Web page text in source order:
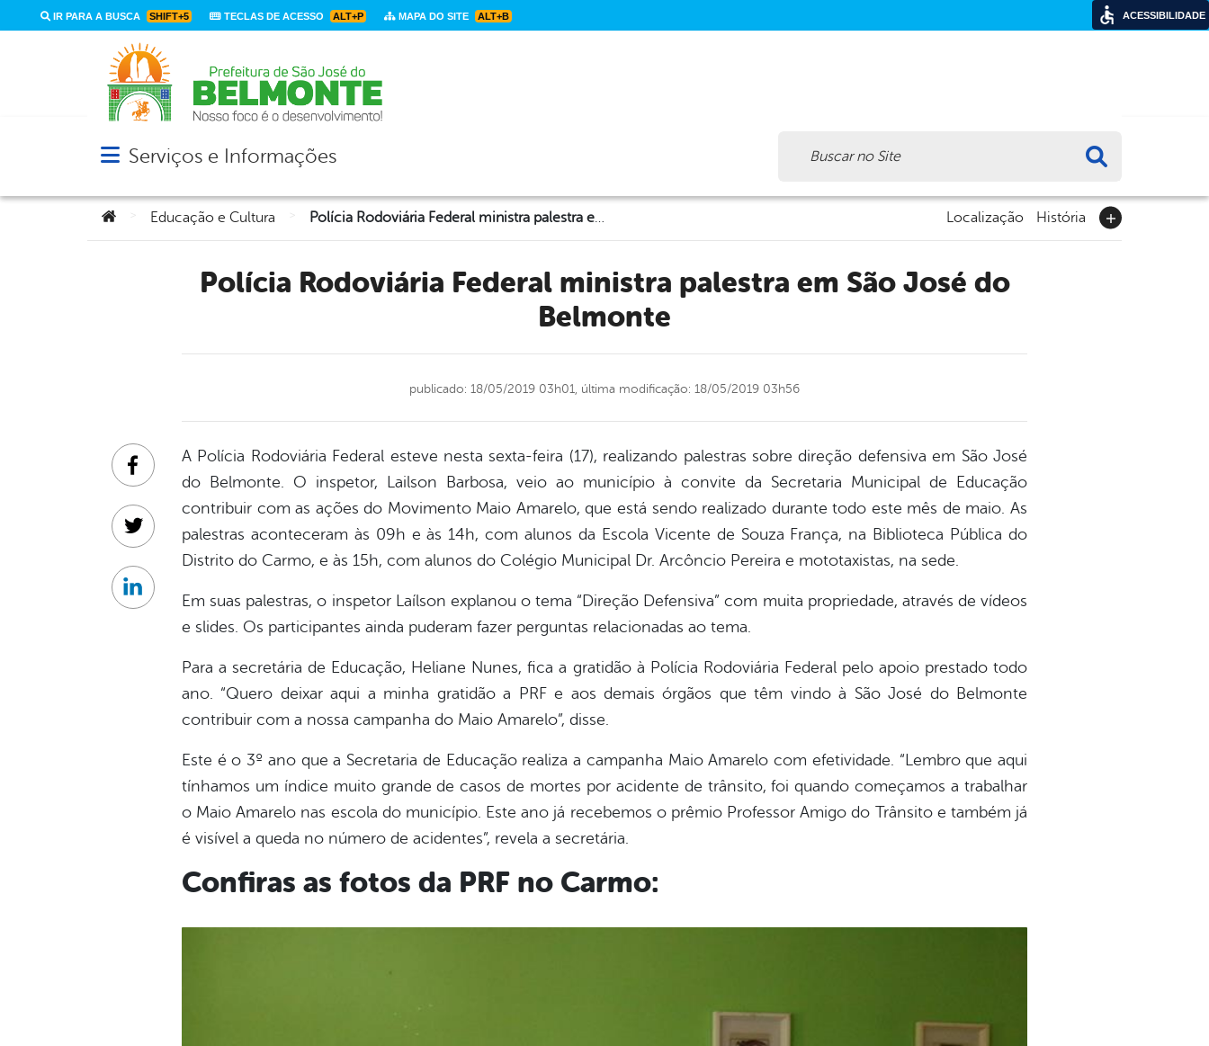
IR PARA A BUSCA SHIFT+5 TECLAS DE ACESSO ALT+P MAPA DO SITE ALT+B
Abrir menu principal de navegação
Serviços e Informações
Você está aqui:Educação e Cultura Polícia Rodoviária Federal ministra palestra em São José do Belmonte Localização História
Polícia Rodoviária Federal ministra palestra em São José do
Belmonte
publicado: 18/05/2019 03h01, última modificação: 18/05/2019 03h56
A Polícia Rodoviária Federal esteve nesta sexta-feira (17), realizando palestras sobre direção defensiva em São José
do Belmonte. O inspetor, Lailson Barbosa, veio ao município à convite da Secretaria Municipal de Educação
contribuir com as ações do Movimento Maio Amarelo, que está sendo realizado durante todo este mês de maio. As
palestras aconteceram às 09h e às 14h, com alunos da Escola Vicente de Souza França, na Biblioteca Pública do
Distrito do Carmo, e às 15h, com alunos do Colégio Municipal Dr. Arcôncio Pereira e mototaxistas, na sede.
Em suas palestras, o inspetor Laílson explanou o tema “Direção Defensiva” com muita propriedade, através de vídeos
e slides. Os participantes ainda puderam fazer perguntas relacionadas ao tema.
Para a secretária de Educação, Heliane Nunes, fica a gratidão à Polícia Rodoviária Federal pelo apoio prestado todo
ano. “Quero deixar aqui a minha gratidão a PRF e aos demais órgãos que têm vindo à São José do Belmonte
contribuir com a nossa campanha do Maio Amarelo”, disse.
Este é o 3º ano que a Secretaria de Educação realiza a campanha Maio Amarelo com efetividade. “Lembro que aqui
tínhamos um índice muito grande de casos de mortes por acidente de trânsito, foi quando começamos a trabalhar
o Maio Amarelo nas escola do município. Este ano já recebemos o prêmio Professor Amigo do Trânsito e também já
é visível a queda no número de acidentes”, revela a secretária.
Confiras as fotos da PRF no Carmo:
Facebook
Twitter
Linkedin
ACESSIBILIDADE